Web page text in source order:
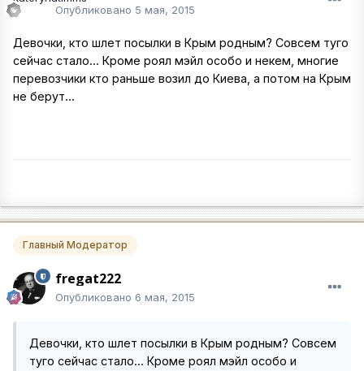
Опубликовано 5 мая, 2015
Девочки, кто шлет посылки в Крым родным? Совсем туго
сейчас стало... Кроме роял мэйл особо и некем, многие
перевозчики кто раньше возил до Киева, а потом на Крым
не берут...
Главный Модератор
fregat222
Опубликовано 6 мая, 2015
Девочки, кто шлет посылки в Крым родным? Совсем
туго сейчас стало... Кроме роял мэйл особо и